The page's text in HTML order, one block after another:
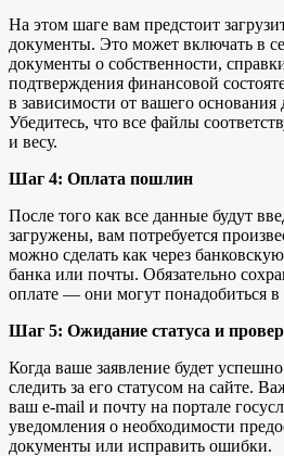
На этом шаге вам предстоит
документы. Это может включать в
документы о собственности,
подтверждения финансовой
в зависимости от вашего
Убедитесь, что все файлы
и весу.
Шаг 4: Оплата пошлин
После того как все данные будут
загружены, вам потребуется
можно сделать как через
банка или почты. Обязательно
оплате — они могут понадобиться
Шаг 5: Ожидание статуса и
Когда ваше заявление будет
следить за его статусом на сайте.
ваш e-mail и почту на портале
уведомления о необходимости
документы или исправить ошибки.